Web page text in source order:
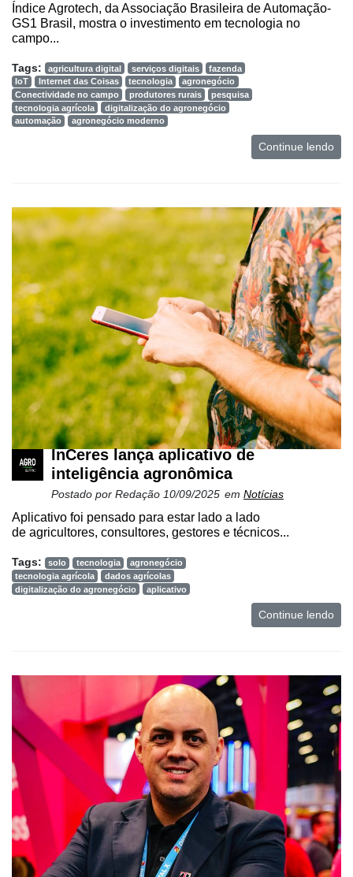
Cadastre-
se
Minha
conta
Destaque
Troca
de
Agenda
Agricultura
de
Precisão
Automação
e
Robótica
Conectividade
Dados
Índice Agrotech, da Associação Brasileira de Automação-
GS1 Brasil, mostra o investimento em tecnologia no
campo...
Tags: agricultura digital serviços digitais
fazenda
IoT
Internet das Coisas tecnologia
agronegócio
Conectividade no campo
produtores rurais
pesquisa
tecnologia agrícola
digitalização do agronegócio
automação
agronegócio moderno
Continue lendo
InCeres lança aplicativo de
inteligência agronômica
Postado por Redação 10/09/2025 em Notícias
Aplicativo foi pensado para estar lado a lado
de agricultores, consultores, gestores e técnicos...
Tags: solo tecnologia
agronegócio
tecnologia agrícola
dados agrícolas
digitalização do agronegócio
aplicativo
Continue lendo